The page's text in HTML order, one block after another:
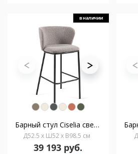
в наличии
Барный стул Ciselia светло-серый из ткани букле и металла 102 см
Д52.5 x Ш52 x В98.5 см
39 193 руб.